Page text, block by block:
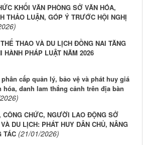
KHỐI VĂN PHÒNG SỞ VĂN HÓA,
THẢO LUẬN, GÓP Ý TRƯỚC HỘI NGHỊ
THAO VÀ DU LỊCH ĐỒNG NAI TĂNG
HÀNH PHÁP LUẬT NĂM 2026
cấp quản lý, bảo vệ và phát huy giá
danh lam thắng cảnh trên địa bàn
CÔNG CHỨC, NGƯỜI LAO ĐỘNG SỞ
DU LỊCH: PHÁT HUY DÂN CHỦ, NÂNG
TÁC (21/01/2026)